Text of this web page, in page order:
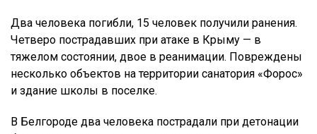
Два человека погибли, 15 человек получили ранения.
Четверо пострадавших при атаке в Крыму — в
тяжелом состоянии, двое в реанимации. Повреждены
несколько объектов на территории санатория «Форос»
и здание школы в поселке.
В Белгороде два человека пострадали при детонации